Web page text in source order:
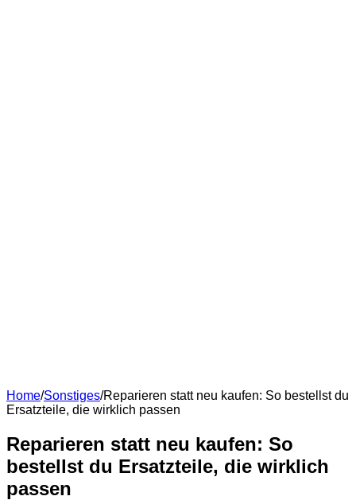
Home/Sonstiges/Reparieren statt neu kaufen: So bestellst du
Ersatzteile, die wirklich passen
Reparieren statt neu kaufen: So
bestellst du Ersatzteile, die wirklich
passen